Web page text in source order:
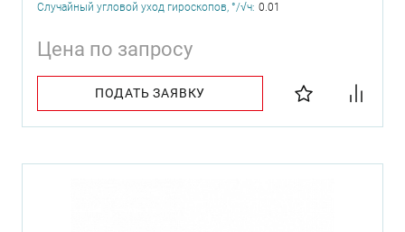
Случайный угловой уход гироскопов, °/√ч: 0.01
Цена по запросу
ПОДАТЬ ЗАЯВКУ